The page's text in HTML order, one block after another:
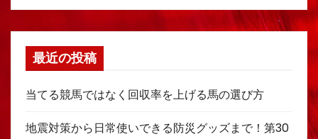
最近の投稿
当てる競馬ではなく回収率を上げる馬の選び方
地震対策から日常使いできる防災グッズまで！第30